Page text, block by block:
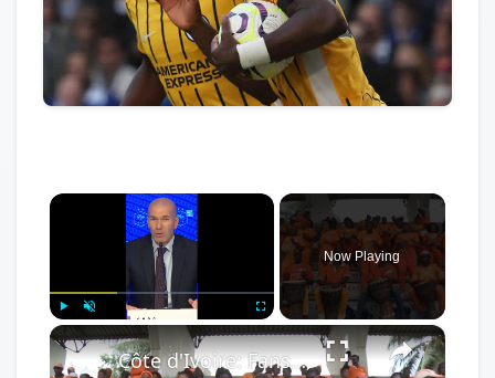
×
Now Playing
×
Côte d'Ivoire: Fans denied FIFA World Cup trip amid visa delays, slow easing of rules.